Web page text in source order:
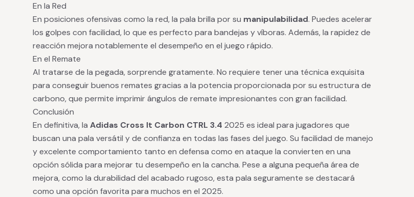
En la Red
En posiciones ofensivas como la red, la pala brilla por su manipulabilidad. Puedes acelerar
los golpes con facilidad, lo que es perfecto para bandejas y víboras. Además, la rapidez de
reacción mejora notablemente el desempeño en el juego rápido.
En el Remate
Al tratarse de la pegada, sorprende gratamente. No requiere tener una técnica exquisita
para conseguir buenos remates gracias a la potencia proporcionada por su estructura de
carbono, que permite imprimir ángulos de remate impresionantes con gran facilidad.
Conclusión
En definitiva, la Adidas Cross It Carbon CTRL 3.4 2025 es ideal para jugadores que
buscan una pala versátil y de confianza en todas las fases del juego. Su facilidad de manejo
y excelente comportamiento tanto en defensa como en ataque la convierten en una
opción sólida para mejorar tu desempeño en la cancha. Pese a alguna pequeña área de
mejora, como la durabilidad del acabado rugoso, esta pala seguramente se destacará
como una opción favorita para muchos en el 2025.